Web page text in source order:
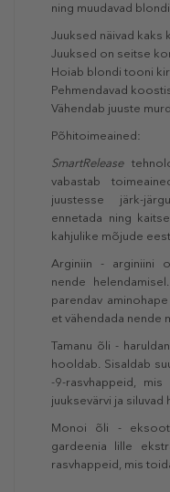
ning muudavad
Juuksed näivad kaks
Juuksed on seitse
Hoiab blondi tooni
Pehmendavad
Vähendab juuste
Põhitoimeained:
SmartRelease
vabastab
juustesse järk-
ennetada ning
kahjulike mõjude
Arginiin - arginiini
nende
parendav
et vähendada nende
Tamanu õli -
hooldab. Sisaldab
-9-rasvhappeid,
juuksevärvi ja siluvad
Monoi õli -
gardeenia lille
rasvhappeid, mis